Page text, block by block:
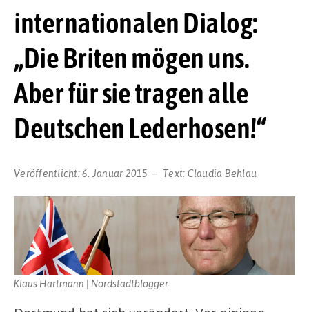
internationalen Dialog:
„Die Briten mögen uns.
Aber für sie tragen alle
Deutschen Lederhosen!“
Veröffentlicht:6. Januar 2015 Text: Claudia Behlau
Klaus Hartmann | Nordstadtblogger